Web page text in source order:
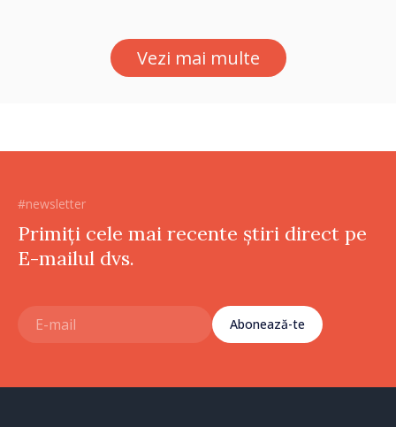
bază al oamenilor”
Vezi mai multe
#newsletter
Primiți cele mai recente știri direct pe
E-mailul dvs.
Abonează-te